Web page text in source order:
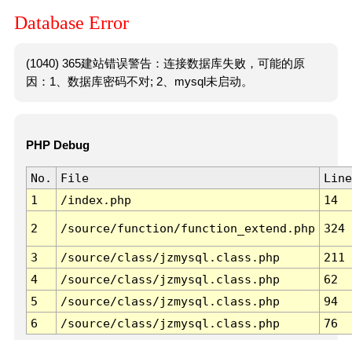
Database Error
(1040) 365建站错误警告：连接数据库失败，可能的原
因：1、数据库密码不对; 2、mysql未启动。
PHP Debug
No. File
Line
1
/index.php 14
2 /source/function/function_extend.php 324
3 /source/class/jzmysql.class.php
211
4
/source/class/jzmysql.class.php
62
5
/source/class/jzmysql.class.php
94
6
/source/class/jzmysql.class.php 76